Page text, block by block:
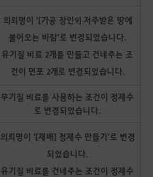
의뢰명이 '[가공 장인9] 저주받은 땅에
불어오는 바람'로 변경되었습니다.
유기질 비료 2개를 만들고 건네주는 조
건이 면포 2개로 변경되었습니다.
무기질 비료를 사용하는 조건이 정제수
로 변경되었습니다.
의뢰명이 '[재배] 정제수 만들기'로 변경
되었습니다.
유기질 비료를 건네주는 조건이 정제수